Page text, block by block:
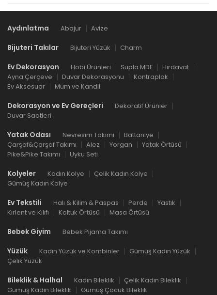
Aydınlatma Abajur Avize
Bijuteri Takılar Bijuteri Yüzük Charm
Ev Dekorasyon Hobi Ürünleri Supla MDF
Hırdavat
Ayna Çerçeve
Duvar Dekorasyonu
Kontraplak
Ev Aksesuar
Mum ve Kandil
Dekorasyon ve Ev Gereçleri
Dekoratif Ürünler
Duvar Saatleri
Yatak Odası Nevresim Takımı
Battaniye
Çarşaf&Çarşaf Takımı
Alez Yorgan
Yatak Örtüsü
Pike&Pike Takımı
Uyku Seti
Kolyeler Kadın Kolye
Çelik Kadın Kolye
Gümüş Kadın Kolye
Ev Tekstili Halı & Kilim & Paspas Perde
Yastık
Kırlent ve Kılıfı
Koltuk Örtüsü Masa Örtüsü
Bebek Giyim Bebek Pijama Takımı
Yüzük Kadın Yüzük ve Kombinler
Gümüş Kadın Yüzük
Çelik Yüzük
Bileklik & Halhal Kadın Bileklik
Çelik Kadın Bileklik
Gümüş Kadın Bileklik
Gümüş Çocuk Bileklik